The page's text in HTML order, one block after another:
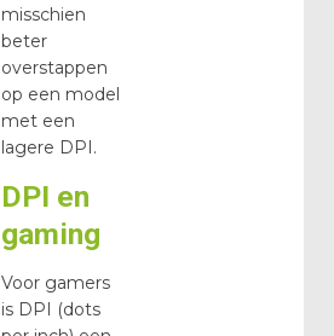
misschien
beter
overstappen
op een model
met een
lagere DPI.
DPI en
gaming
Voor gamers
is DPI (dots